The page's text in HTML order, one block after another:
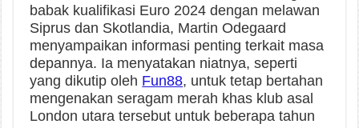
babak kualifikasi Euro 2024 dengan melawan
Siprus dan Skotlandia, Martin Odegaard
menyampaikan informasi penting terkait masa
depannya. Ia menyatakan niatnya, seperti
yang dikutip oleh Fun88, untuk tetap bertahan
mengenakan seragam merah khas klub asal
London utara tersebut untuk beberapa tahun